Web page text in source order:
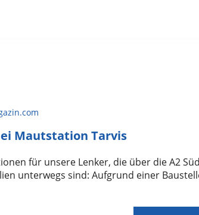
Mautstation Tarvis
für unsere Lenker, die über die A2
unterwegs sind: Aufgrund einer